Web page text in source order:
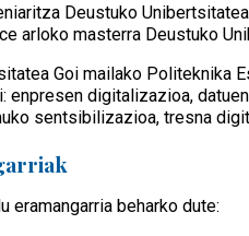
Deustuko
arloko masterra Deustuko
Goi mailako Politeknika
enpresen digitalizazioa,
sentsibilizazioa, tresna
eramangarria beharko dute: